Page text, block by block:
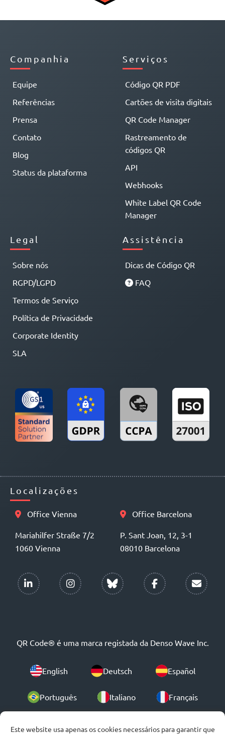
Companhia
Equipe
Referências
Prensa
Contato
Blog
Status da plataforma
Serviços
Código QR PDF
Cartões de visita digitais
QR Code Manager
Rastreamento de
códigos QR
API
Webhooks
White Label QR Code
Manager
Legal
Sobre nós
RGPD/LGPD
Termos de Serviço
Política de Privacidade
Corporate Identity
SLA
Assistência
Dicas de Código QR
FAQ
Localizações
Office Vienna
Mariahilfer Straße 7/2
1060 Vienna
Office Barcelona
P. Sant Joan, 12, 3-1
08010 Barcelona
QR Code® é uma marca registada da Denso Wave Inc.
English Deutsch Español
Português Italiano Français
Este website usa apenas os cookies necessários para garantir que